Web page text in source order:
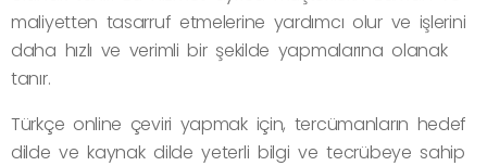
maliyetten tasarruf etmelerine yardımcı olur ve işlerini
daha hızlı ve verimli bir şekilde yapmalarına olanak
tanır.
Türkçe online çeviri yapmak için, tercümanların hedef
dilde ve kaynak dilde yeterli bilgi ve tecrübeye sahip